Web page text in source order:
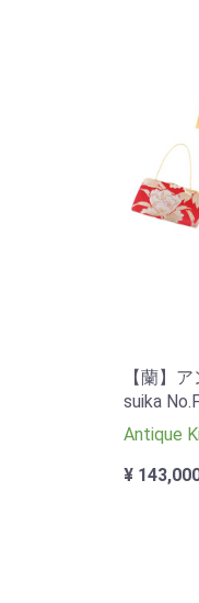
【蘭】
suika
Antique
¥